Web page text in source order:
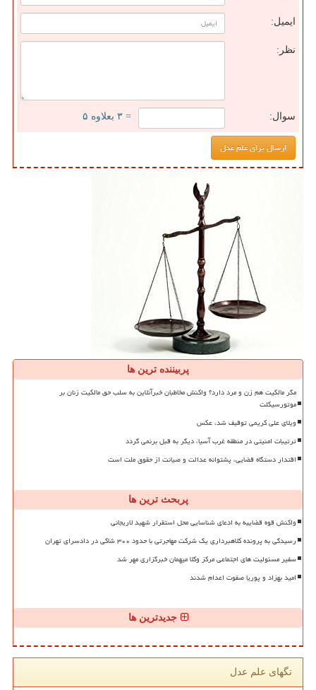
ایمیل:
نظر:
سوال: = ۳ بعلاوه ۵
پربیننده ترین ها
مگر مالکیت هم زن و مرد دارد؟ واکنش مخاطبان خبرآنلاین به سلب حق مالکیت زنان بر
موتورسیکلت
ویلای علی کریمی توقیف شد، عکس
ترتیبات امنیتی در منطقه غرب آسیا، دیگر به قبل برنمی گردد
اقتدار دستگاه قضایی، پشتوانه عدالت و صیانت از حقوق ملت است
پربحث ترین ها
واکنش قوه قضاییه به ادعای شناسایی محل استقرار شهید لاریجانی
رسیدگی به پرونده کلاهبرداری یک شرکت مهاجرتی با حدود ۳۰۰ شاکی در دادسرای تهران
سفیر مسئولیت های اجتماعی مرکز وکلا میهمان خبرگزاری مهر شد
امید بهزاد و پوریا صفوت اعدام شدند
جدیدترین ها
تگهای علم عدل